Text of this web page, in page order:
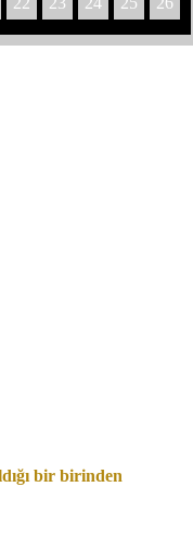
bir birinden